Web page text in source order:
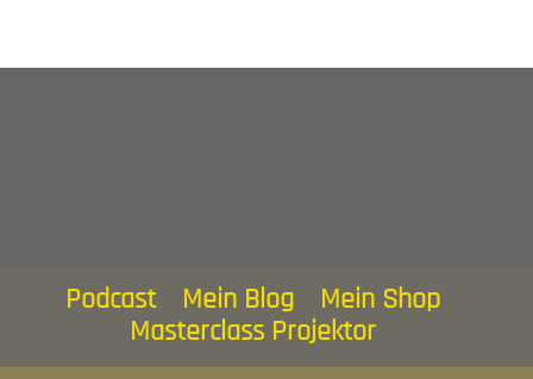
Podcast Mein Blog
Mein Shop
Masterclass Projektor